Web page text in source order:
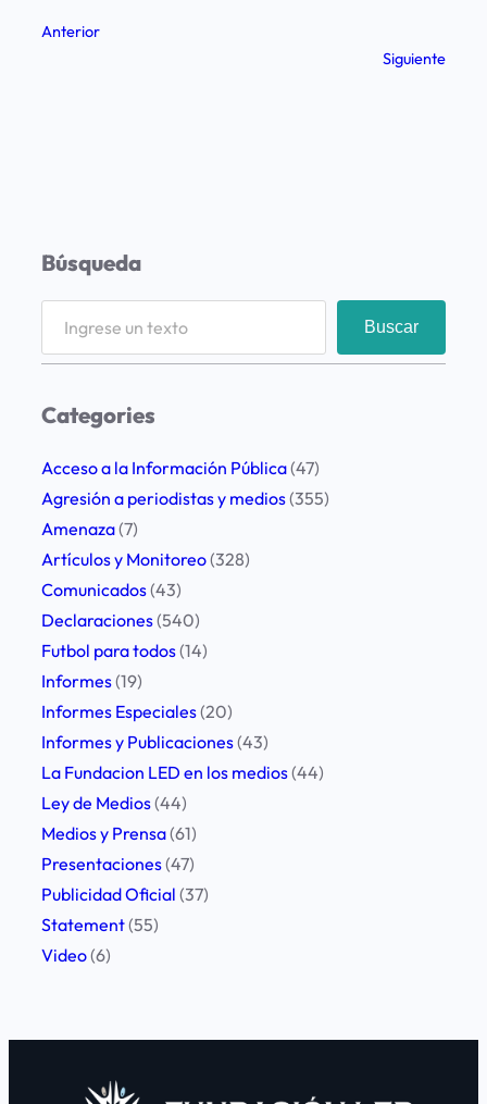
Anterior
Siguiente
Búsqueda
r
h
Buscar
Categories
Acceso a la Información Pública(47)
Agresión a periodistas y medios(355)
Amenaza(7)
Artículos y Monitoreo(328)
Comunicados(43)
Declaraciones(540)
Futbol para todos(14)
Informes(19)
Informes Especiales(20)
Informes y Publicaciones(43)
La Fundacion LED en los medios(44)
Ley de Medios(44)
Medios y Prensa(61)
Presentaciones(47)
Publicidad Oficial (37)
Statement(55)
Video(6)